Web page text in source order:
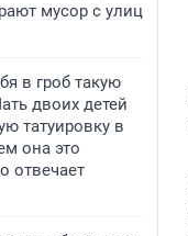
мусор с улиц
в гроб такую
двоих детей
татуировку в
она это
отвечает